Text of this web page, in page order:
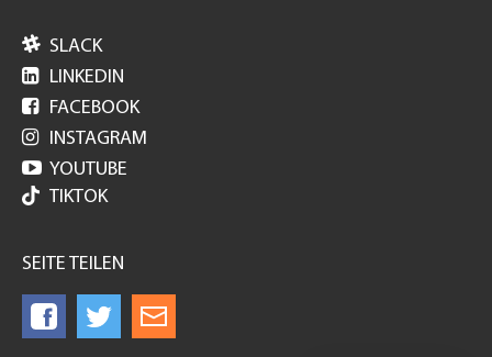
 SLACK
 LINKEDIN
 FACEBOOK
 INSTAGRAM
 YOUTUBE
TIKTOK
SEITE TEILEN